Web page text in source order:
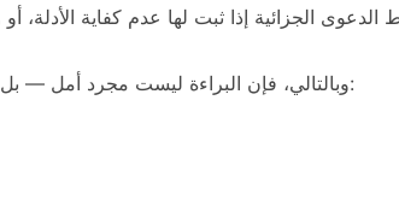
وبالتالي، فإن البراءة ليست مجرد أمل — بل، ويمكن تحقيقه عبر: